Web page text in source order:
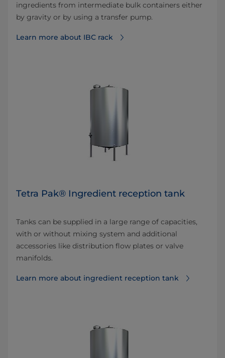
ingredients from intermediate bulk containers either
by gravity or by using a transfer pump.
Learn more about IBC rack
Tetra Pak® Ingredient reception tank
Tanks can be supplied in a large range of capacities,
with or without mixing system and additional
accessories like distribution flow plates or valve
manifolds.
Learn more about ingredient reception tank